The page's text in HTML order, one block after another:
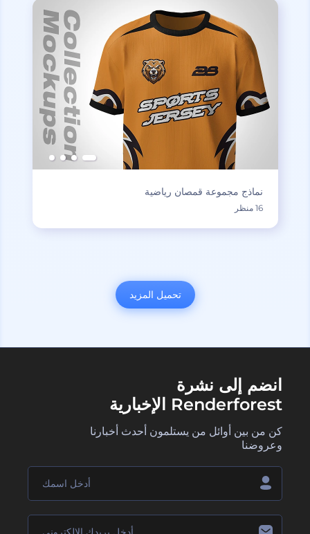
نماذج مجموعة قمصان رياضية
16 منظر
تحميل المزيد
انضم إلى نشرة
Renderforest الإخبارية
كن من بين أوائل من يستلمون أحدث أخبارنا
وعروضنا